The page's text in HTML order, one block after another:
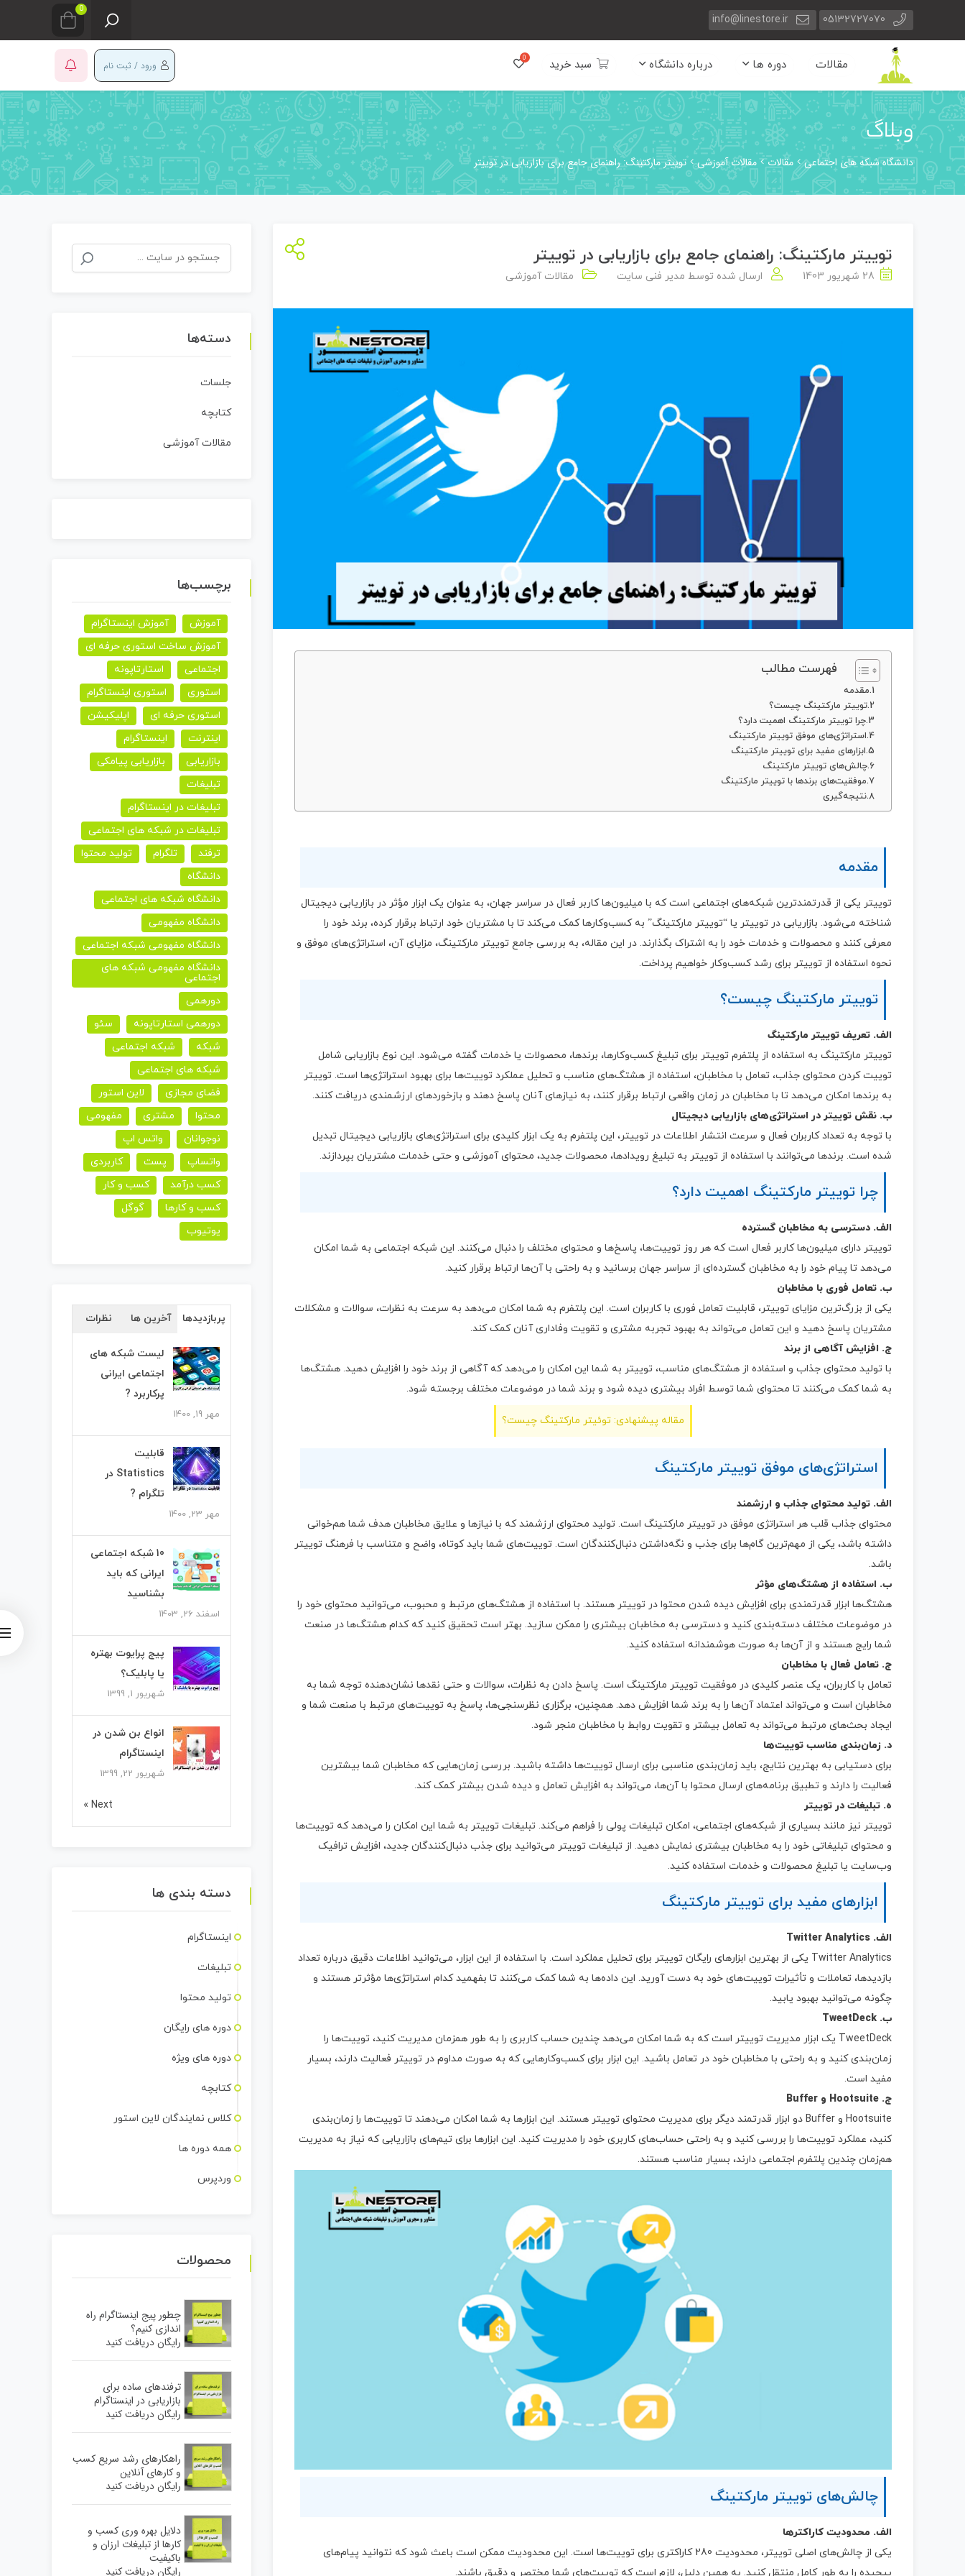
05132727070
info@linestore.ir
0
مقالات دوره ها درباره دانشگاه سبد خرید ورود / ثبت نام
وبلاگ
دانشگاه شبکه های اجتماعی مقالات مقالات آموزشی توییتر مارکتینگ: راهنمای جامع برای بازاریابی در توییتر
توییتر مارکتینگ: راهنمای جامع برای بازاریابی در توییتر
28 شهریور 1403 ارسال شده توسط مدیر فنی سایت مقالات آموزشی
فهرست مطالب
مقدمه
توییتر مارکتینگ چیست؟
چرا توییتر مارکتینگ اهمیت دارد؟
استراتژی‌های موفق توییتر مارکتینگ
ابزارهای مفید برای توییتر مارکتینگ
چالش‌های توییتر مارکتینگ
موفقیت‌های برندها با توییتر مارکتینگ
نتیجه‌گیری
مقدمه
توییتر یکی از قدرتمندترین شبکه‌های اجتماعی است که با میلیون‌ها کاربر فعال در سراسر جهان، به عنوان یک ابزار مؤثر در بازاریابی دیجیتال
شناخته می‌شود. بازاریابی در توییتر یا “توییتر مارکتینگ” به کسب‌وکارها کمک می‌کند تا با مشتریان خود ارتباط برقرار کرده، برند خود را
معرفی کنند و محصولات و خدمات خود را به اشتراک بگذارند. در این مقاله، به بررسی جامع توییتر مارکتینگ، مزایای آن، استراتژی‌های موفق و
نحوه استفاده از توییتر برای رشد کسب‌وکار خواهیم پرداخت.
توییتر مارکتینگ چیست؟
الف. تعریف توییتر مارکتینگ
توییتر مارکتینگ به استفاده از پلتفرم توییتر برای تبلیغ کسب‌وکارها، برندها، محصولات یا خدمات گفته می‌شود. این نوع بازاریابی شامل
توییت کردن محتوای جذاب، تعامل با مخاطبان، استفاده از هشتگ‌های مناسب و تحلیل عملکرد توییت‌ها برای بهبود استراتژی‌ها است. توییتر
به برندها امکان می‌دهد تا با مخاطبان در زمان واقعی ارتباط برقرار کنند، به نیازهای آنان پاسخ دهند و بازخوردهای ارزشمندی دریافت کنند.
ب. نقش توییتر در استراتژی‌های بازاریابی دیجیتال
با توجه به تعداد کاربران فعال و سرعت انتشار اطلاعات در توییتر، این پلتفرم به یک ابزار کلیدی برای استراتژی‌های بازاریابی دیجیتال تبدیل
شده است. برندها می‌توانند با استفاده از توییتر به تبلیغ رویدادها، محصولات جدید، محتوای آموزشی و حتی خدمات مشتریان بپردازند.
چرا توییتر مارکتینگ اهمیت دارد؟
الف. دسترسی به مخاطبان گسترده
توییتر دارای میلیون‌ها کاربر فعال است که هر روز توییت‌ها، پاسخ‌ها و محتوای مختلف را دنبال می‌کنند. این شبکه اجتماعی به شما امکان
می‌دهد تا پیام خود را به مخاطبان گسترده‌ای از سراسر جهان برسانید و به راحتی با آن‌ها ارتباط برقرار کنید.
ب. تعامل فوری با مخاطبان
یکی از بزرگ‌ترین مزایای توییتر، قابلیت تعامل فوری با کاربران است. این پلتفرم به شما امکان می‌دهد به سرعت به نظرات، سوالات و مشکلات
مشتریان پاسخ دهید و این تعامل می‌تواند به بهبود تجربه مشتری و تقویت وفاداری آنان کمک کند.
ج. افزایش آگاهی از برند
با تولید محتوای جذاب و استفاده از هشتگ‌های مناسب، توییتر به شما این امکان را می‌دهد که آگاهی از برند خود را افزایش دهید. هشتگ‌ها
به شما کمک می‌کنند تا محتوای شما توسط افراد بیشتری دیده شود و برند شما در موضوعات مختلف برجسته شود.
مقاله پیشنهادی: توئیتر مارکتینگ چیست؟
استراتژی‌های موفق توییتر مارکتینگ
الف. تولید محتوای جذاب و ارزشمند
محتوای جذاب قلب هر استراتژی موفق در توییتر مارکتینگ است. تولید محتوای ارزشمند که با نیازها و علایق مخاطبان هدف شما هم‌خوانی
داشته باشد، یکی از مهم‌ترین گام‌ها برای جذب و نگه‌داشتن دنبال‌کنندگان است. توییت‌های شما باید کوتاه، واضح و متناسب با فرهنگ توییتر
باشد.
ب. استفاده از هشتگ‌های مؤثر
هشتگ‌ها ابزار قدرتمندی برای افزایش دیده شدن محتوا در توییتر هستند. با استفاده از هشتگ‌های مرتبط و محبوب، می‌توانید محتوای خود را
در موضوعات مختلف دسته‌بندی کنید و دسترسی به مخاطبان بیشتری را ممکن سازید. بهتر است تحقیق کنید که کدام هشتگ‌ها در صنعت
شما رایج هستند و از آن‌ها به صورت هوشمندانه استفاده کنید.
ج. تعامل فعال با مخاطبان
تعامل با کاربران، یک عنصر کلیدی در موفقیت توییتر مارکتینگ است. پاسخ دادن به نظرات، سوالات و حتی نقدها نشان‌دهنده توجه شما به
مخاطبان است و می‌تواند اعتماد آن‌ها را به برند شما افزایش دهد. همچنین، برگزاری نظرسنجی‌ها، پاسخ به توییت‌های مرتبط با صنعت شما و
ایجاد بحث‌های مرتبط می‌تواند به تعامل بیشتر و تقویت روابط با مخاطبان منجر شود.
د. زمان‌بندی مناسب توییت‌ها
برای دستیابی به بهترین نتایج، باید زمان‌بندی مناسبی برای ارسال توییت‌ها داشته باشید. بررسی زمان‌هایی که مخاطبان شما بیشترین
فعالیت را دارند و تطبیق برنامه‌های ارسال محتوا با آن‌ها، می‌تواند به افزایش تعامل و دیده شدن بیشتر کمک کند.
ه. تبلیغات در توییتر
توییتر نیز مانند بسیاری از شبکه‌های اجتماعی، امکان تبلیغات پولی را فراهم می‌کند. تبلیغات توییتر به شما این امکان را می‌دهد که توییت‌ها
و محتوای تبلیغاتی خود را به مخاطبان بیشتری نمایش دهید. از تبلیغات توییتر می‌توانید برای جذب دنبال‌کنندگان جدید، افزایش ترافیک
وب‌سایت یا تبلیغ محصولات و خدمات استفاده کنید.
ابزارهای مفید برای توییتر مارکتینگ
الف. Twitter Analytics
Twitter Analytics یکی از بهترین ابزارهای رایگان توییتر برای تحلیل عملکرد است. با استفاده از این ابزار، می‌توانید اطلاعات دقیق درباره تعداد
بازدیدها، تعاملات و تأثیرات توییت‌های خود به دست آورید. این داده‌ها به شما کمک می‌کنند تا بفهمید کدام استراتژی‌ها مؤثرتر هستند و
چگونه می‌توانید بهبود یابید.
ب. TweetDeck
TweetDeck یک ابزار مدیریت توییتر است که به شما امکان می‌دهد چندین حساب کاربری را به طور همزمان مدیریت کنید، توییت‌ها را
زمان‌بندی کنید و به راحتی با مخاطبان خود در تعامل باشید. این ابزار برای کسب‌وکارهایی که به صورت مداوم در توییتر فعالیت دارند، بسیار
مفید است.
ج. Hootsuite و Buffer
Hootsuite و Buffer دو ابزار قدرتمند دیگر برای مدیریت محتوای توییتر هستند. این ابزارها به شما امکان می‌دهند تا توییت‌ها را زمان‌بندی
کنید، عملکرد توییت‌ها را بررسی کنید و به راحتی حساب‌های کاربری خود را مدیریت کنید. این ابزارها برای تیم‌های بازاریابی که نیاز به مدیریت
هم‌زمان چندین پلتفرم اجتماعی دارند، بسیار مناسب هستند.
چالش‌های توییتر مارکتینگ
الف. محدودیت کاراکترها
یکی از چالش‌های اصلی توییتر، محدودیت 280 کاراکتری برای توییت‌ها است. این محدودیت ممکن است باعث شود که نتوانید پیام‌های
پیچیده را به طور کامل منتقل کنید. به همین دلیل، لازم است که توییت‌های شما مختصر و دقیق باشند.
جستجو
برای:
دسته‌ها
جلسات
کتابچه
مقالات آموزشی
برچسب‌ها
آموزش
آموزش اینستاگرام
آموزش ساخت استوری حرفه ای
اجتماعی
استارتاپونه
استوری
استوری اینستاگرام
استوری حرفه ای
اپلیکیشن
اینترنت
اینستاگرام
بازاریابی
بازاریابی پیامکی
تبلیغات
تبلیغات در اینستاگرام
تبلیغات در شبکه های اجتماعی
ترفند
تلگرام
تولید محتوا
دانشگاه
دانشگاه شبکه های اجتماعی
دانشگاه مفهومی
دانشگاه مفهومی شبکه اجتماعی
دانشگاه مفهومی شبکه های
اجتماعی
دورهمی
دورهمی استارتاپونه
سئو
شبکه
شبکه اجتماعی
شبکه های اجتماعی
فضای مجازی
لاین استور
محتوا
مشتری
مفهومی
نوجوانان
واتس اپ
واتساپ
پست
کاربردی
کسب درآمد
کسب و کار
کسب و کارها
گوگل
یوتیوب
پربازدیدها آخرین ها نظرات
لیست شبکه های
اجتماعی ایرانی
پرکاربرد ?
مهر 19, 1400
قابلیت
Statistics در
تلگرام ?
مهر 23, 1400
10 شبکه اجتماعی
ایرانی که باید
بشناسید
اسفند 26, 1403
پیج پرایوت بهتره
یا پابلیک؟
شهریور 1, 1399
انواع بن شدن در
اینستاگرام
شهریور 22, 1399
Next »
دسته بندی ها
اینستاگرام
تبلیغات
تولید محتوا
دوره های رایگان
دوره های ویژه
کتابچه
کلاس نمایندگان لاین استور
همه دوره ها
وردپرس
محصولات
چطور پیج اینستاگرام راه
اندازی کنیم؟
رایگان دریافت کنید
ترفندهای ساده برای
بازاریابی در اینستاگرام
رایگان دریافت کنید
راهکارهای رشد سریع کسب
و کارهای آنلاین
رایگان دریافت کنید
دلایل بهره وری کسب و
کارها از تبلیغات ارزان و
باکیفیت
رایگان دریافت کنید